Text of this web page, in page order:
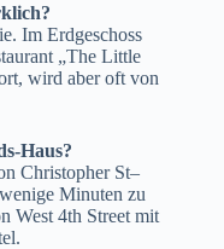
Im Erdgeschoss
„The Little
wird aber oft von
Haus?
Christopher St–
Minuten zu
West 4th Street mit